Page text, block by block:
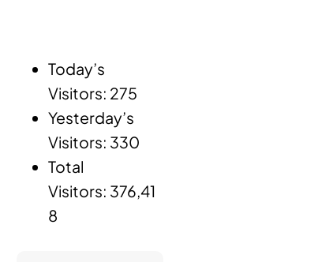
Today’s
Visitors: 275
Yesterday’s
Visitors: 330
Total
Visitors: 376,41
8